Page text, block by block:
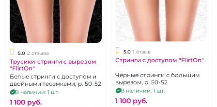
5.0 2 отзыва
Трусики-стринги с вырезом
"FlirtOn"
Белые стринги с доступом и
двойными тесемками, р. 50-52
В наличии: 1 шт.
1 100 pуб.
5.0 1 отзыв
Стринги с доступом "FlirtOn"
Чёрные стринги с большим
вырезом, р. 50-52
В наличии: 1 шт.
1 100 pуб.